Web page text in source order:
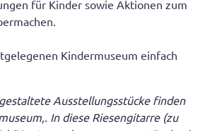
für Kinder sowie Aktionen zum
Kindermuseum einfach
Ausstellungsstücke finden
In diese Riesengitarre (zu